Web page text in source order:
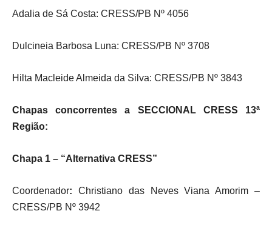
Adalia de Sá Costa: CRESS/PB Nº 4056
Dulcineia Barbosa Luna: CRESS/PB Nº 3708
Hilta Macleide Almeida da Silva: CRESS/PB Nº 3843
Chapas concorrentes a SECCIONAL CRESS 13ª
Região:
Chapa 1 – “Alternativa CRESS”
Coordenador: Christiano das Neves Viana Amorim –
CRESS/PB Nº 3942